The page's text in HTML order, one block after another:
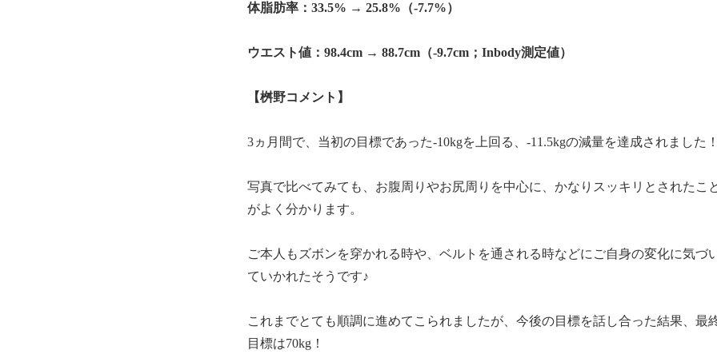
体脂肪率：33.5% → 25.8%（‐7.7%）
ウエスト値：98.4cm → 88.7cm（‐9.7cm；Inbody測定値）
【桝野コメント】
3ヵ月間で、当初の目標であった‐10kgを上回る、‐11.5kgの減量を達成されました！
写真で比べてみても、お腹周りやお尻周りを中心に、かなりスッキリとされたこ
がよく分かります。
ご本人もズボンを穿かれる時や、ベルトを通される時などにご自身の変化に気づ
ていかれたそうです♪
これまでとても順調に進めてこられましたが、今後の目標を話し合った結果、最
目標は70kg！